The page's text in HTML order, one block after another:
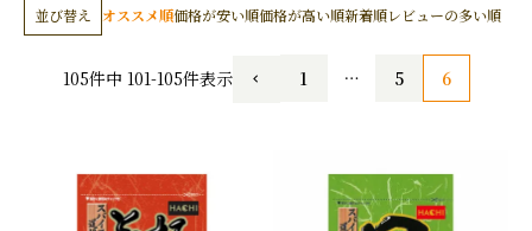
並び替え オススメ順価格が安い順価格が高い順新着順レビューの多い順
105件中 101-105件表示 1 … 5 6